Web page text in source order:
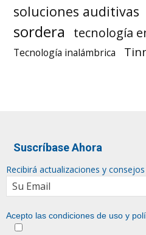
soluciones auditivas
sordera tecnología
Tecnología inalámbrica
Suscríbase Ahora
Recibirá actualizaciones y consejos
Acepto las condiciones de uso y